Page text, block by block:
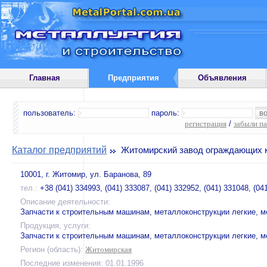
Главная Предприятия Объявления
пользователь:
пароль:
регистрация / забыли
Каталог предприятий Житомирский завод ограждающих
10001, г. Житомир, ул. Баранова, 89
тел.: +38 (041) 334993, (041) 333087, (041) 332952, (041) 331048,
Описание деятельности:
Запчасти к строительным машинам, металлоконструкции легкие,
Продукция, услуги:
Запчасти к строительным машинам, металлоконструкции легкие,
Регион (область): Житомирская
Последние изменения: 01.01.1996